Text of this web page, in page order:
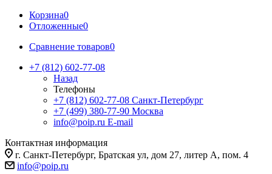
Корзина0
Отложенные0
Сравнение товаров0
+7 (812) 602-77-08
Назад
Телефоны
+7 (812) 602-77-08 Санкт-Петербург
+7 (499) 380-77-90 Москва
info@poip.ru E-mail
Контактная информация
г. Санкт-Петербург, Братская ул, дом 27, литер А, пом. 4
info@poip.ru